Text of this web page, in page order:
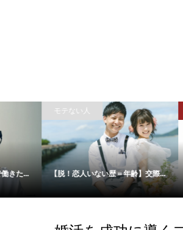
【脱！恋人いない歴＝年齢】交際... 【婚活力